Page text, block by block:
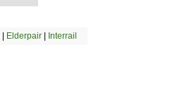
| Elderpair| Interrail